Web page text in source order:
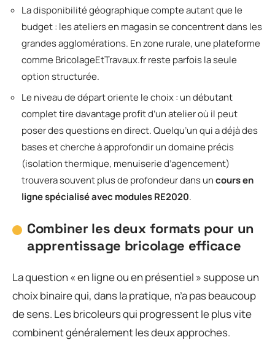
La disponibilité géographique compte autant que le
budget : les ateliers en magasin se concentrent dans les
grandes agglomérations. En zone rurale, une plateforme
comme BricolageEtTravaux.fr reste parfois la seule
option structurée.
Le niveau de départ oriente le choix : un débutant
complet tire davantage profit d’un atelier où il peut
poser des questions en direct. Quelqu’un qui a déjà des
bases et cherche à approfondir un domaine précis
(isolation thermique, menuiserie d’agencement)
trouvera souvent plus de profondeur dans uncours en
ligne spécialisé avec modules RE2020.
Combiner les deux formats pour un
apprentissage bricolage efficace
La question « en ligne ou en présentiel » suppose un
choix binaire qui, dans la pratique, n’a pas beaucoup
de sens. Les bricoleurs qui progressent le plus vite
combinent généralement les deux approches.